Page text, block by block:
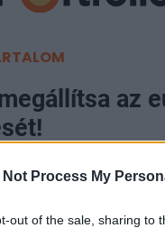
Not Process My
out of the sale, sharing to
az